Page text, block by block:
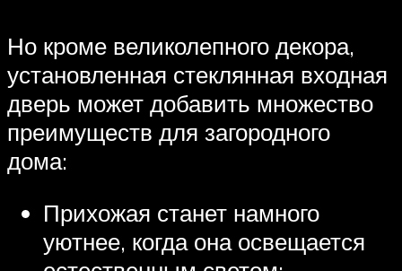
Но кроме великолепного декора,
установленная стеклянная входная
дверь может добавить множество
преимуществ для загородного
дома:
Прихожая станет намного
уютнее, когда она освещается